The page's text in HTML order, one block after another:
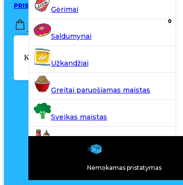
PRISIJUNGTI / REGISTRUOTIS
0,00€
Krepšelyje nėra produktų.
0
Gėrimai
Saldumynai
Užkandžiai
Greitai paruošiamas maistas
Sveikas maistas
Kiti produktai
Nemokamas pristatymas